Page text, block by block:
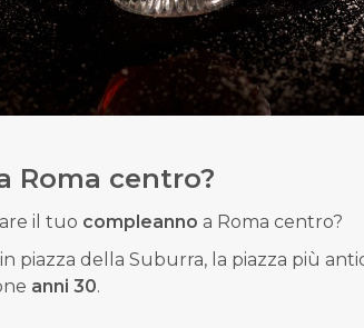
Roma centro?
il tuo compleanno a Roma centro?
piazza della Suburra, la piazza più
anni 30.